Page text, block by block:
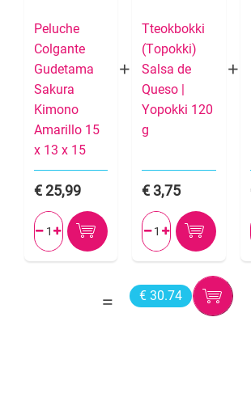
Peluche
Colgante
Gudetama
Sakura
Kimono
Amarillo 15
x 13 x 15
25,99
 
Tteokbokki
(Topokki)
Salsa de
Queso |
Yopokki 120
g
3,75
 
€ 30.74